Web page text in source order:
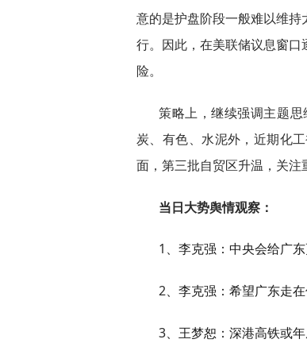
意的是护盘阶段一般难以维
行。因此，在美联储议息窗
险。
策略上，继续强调主题
炭、有色、水泥外，近期化
面，第三批自贸区升温，关注
当日大势舆情观察：
1 、李克强：中央会给广
2 、李克强：希望广东走
3 、王梦恕：深港高铁或